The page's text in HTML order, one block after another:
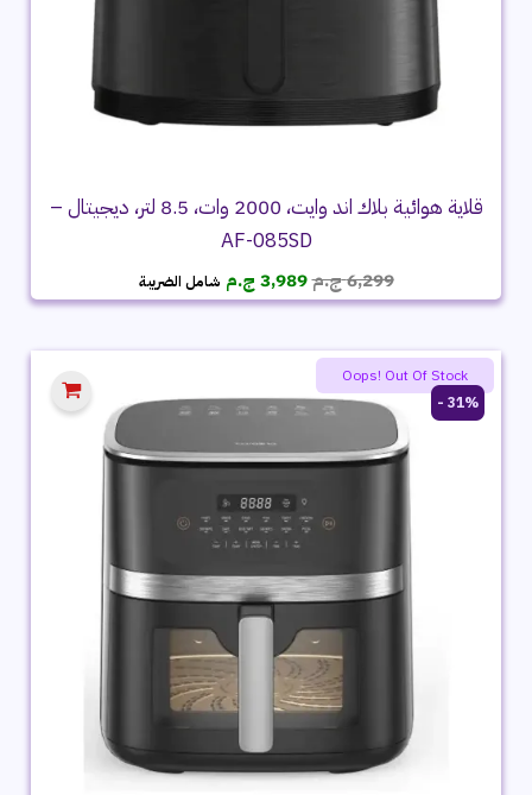
قلاية هوائية بلاك اند وايت، 2000 وات، 8.5 لتر، ديجيتال –
AF-085SD
6,299ج.مالسعر
الأصلي
6,299 ج.م.
3,989 ج.م السعر
الحالي
3,989 ج.م.
شامل الضريبة
31% -
Oops! Out Of Stock